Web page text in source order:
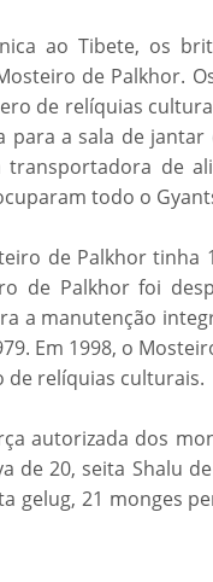
ao Tibete, os
de Palkhor.
de relíquias
a sala de
de
todo o
de Palkhor tinha
de Palkhor foi
a manutenção
Em 1998, o
de relíquias culturais.
autorizada dos
de 20, seita Shalu
gelug, 21 monges